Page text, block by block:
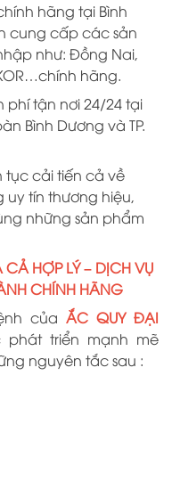
hãng tại Bình
cung cấp các sản
như: Đồng Nai,
hãng.
tận nơi 24/24 tại
Bình Dương và TP.
tục cải tiến cả về
uy tín thương hiệu,
những sản phẩm
HỢP LÝ – DỊCH VỤ
CHÍNH HÃNG
của ẮC QUY ĐẠI
triển mạnh mẽ
nguyên tắc sau :